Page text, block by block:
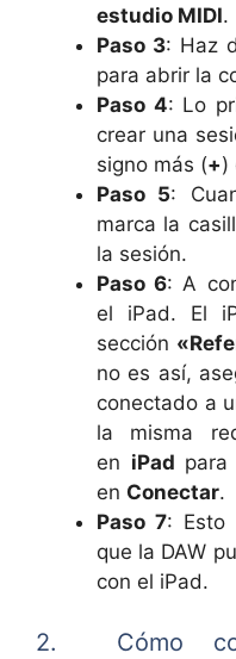
estudio MIDI.
Paso 3: Haz
para abrir la
Paso 4: Lo
crear una
signo más (+)
Paso 5:
marca la
la sesión.
Paso 6: A
el iPad. El
sección
no es así,
conectado a
la misma
en iPad
en Conectar.
Paso 7: Esto
que la DAW
con el iPad.
2. Cómo